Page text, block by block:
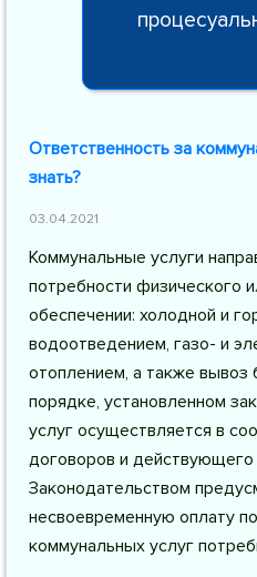
Ответственность за
знать?
03.04.2021
Коммунальные услуги
потребности физического
обеспечении: холодной и
водоотведением, газо- и
отоплением, а также вывоз
порядке, установленном
услуг осуществляется в
договоров и действующего
Законодательством
несвоевременную оплату
коммунальных услуг